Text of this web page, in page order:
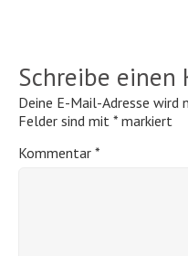
Schreibe einen
Deine E-Mail-Adresse
Felder sind mit * markiert
Kommentar *